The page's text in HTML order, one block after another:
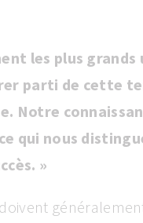
les plus
parti de cette
Notre
qui nous
»